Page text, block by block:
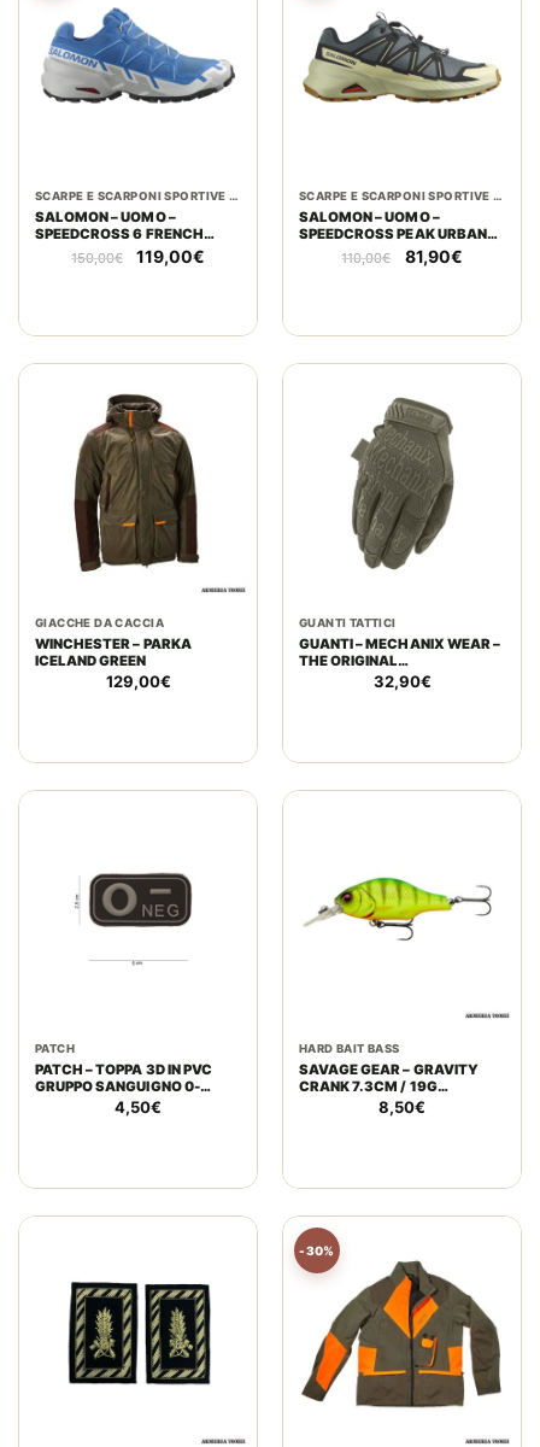
SCARPE E SCARPONI SPORTIVE E TECNICHE
SALOMON – UOMO –
SPEEDCROSS 6 FRENCH
BLUE / LUNAR ROCK / WHITE
150,00€
Il
prezzo
119,00€
119,00€.
SCARPE E SCARPONI SPORTIVE E TECNICHE
SALOMON – UOMO –
SPEEDCROSS PEAK URBAN
CHIC / BLACK / ALFALFA
110,00€
Il
prezzo
81,90€Il
81,90€.
GIACCHE DA CACCIA
WINCHESTER – PARKA
ICELAND GREEN
129,00€
GUANTI TATTICI
GUANTI – MECHANIX WEAR –
THE ORIGINAL
MULTIPURPOSE WORK
RANGER GREEN
32,90€
PATCH
PATCH – TOPPA 3D IN PVC
GRUPPO SANGUIGNO 0-
NEGATIVO NERA
4,50€
HARD BAIT BASS
SAVAGE GEAR – GRAVITY
CRANK 7.3CM / 19G
FLOATING FIRETIGER
8,50€
-30%